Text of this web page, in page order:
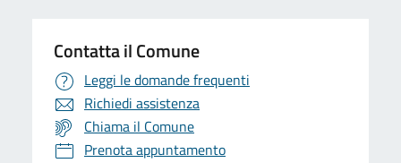
Contatta il Comune
Leggi le domande frequenti
Richiedi assistenza
Chiama il Comune
Prenota appuntamento